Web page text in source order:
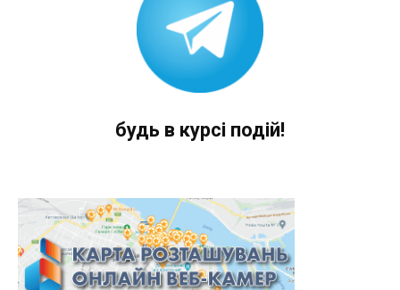
будь в курсі подій!